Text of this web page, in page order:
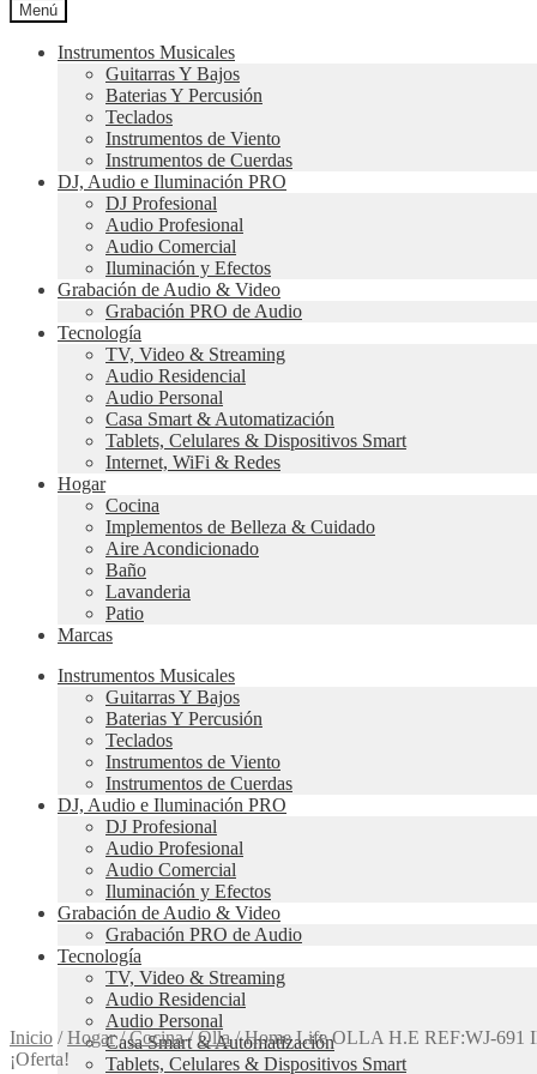
Menú
Instrumentos Musicales
Guitarras Y Bajos
Baterias Y Percusión
Teclados
Instrumentos de Viento
Instrumentos de Cuerdas
DJ, Audio e Iluminación PRO
DJ Profesional
Audio Profesional
Audio Comercial
Iluminación y Efectos
Grabación de Audio & Video
Grabación PRO de Audio
Tecnología
TV, Video & Streaming
Audio Residencial
Audio Personal
Casa Smart & Automatización
Tablets, Celulares & Dispositivos Smart
Internet, WiFi & Redes
Hogar
Cocina
Implementos de Belleza & Cuidado
Aire Acondicionado
Baño
Lavanderia
Patio
Marcas
Instrumentos Musicales
Guitarras Y Bajos
Baterias Y Percusión
Teclados
Instrumentos de Viento
Instrumentos de Cuerdas
DJ, Audio e Iluminación PRO
DJ Profesional
Audio Profesional
Audio Comercial
Iluminación y Efectos
Grabación de Audio & Video
Grabación PRO de Audio
Tecnología
TV, Video & Streaming
Audio Residencial
Audio Personal
Casa Smart & Automatización
Tablets, Celulares & Dispositivos Smart
Inicio /Hogar/Cocina/Olla/Home Life OLLA H.E REF:WJ-
¡Oferta!